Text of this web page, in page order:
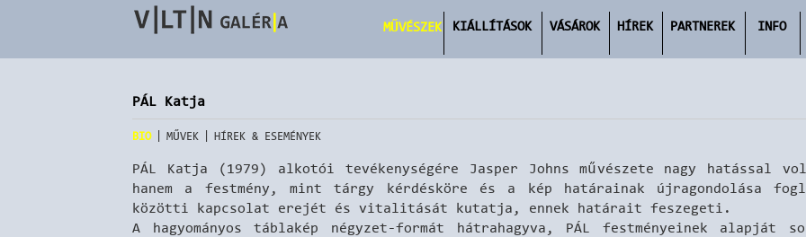
MŰVÉSZEK KIÁLLÍTÁSOK VÁSÁROK HÍREK PARTNEREK INFO
PÁL Katja
BIO MŰVEK HÍREK & ESEMÉNYEK
PÁL Katja (1979) alkotói tevékenységére Jasper Johns művészete nagy hatással
hanem a festmény, mint tárgy kérdésköre és a kép határainak újragondolása
közötti kapcsolat erejét és vitalitását kutatja, ennek határait feszegeti.
A hagyományos táblakép négyzet-formát hátrahagyva, PÁL festményeinek alapját